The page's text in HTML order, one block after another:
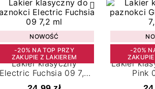
NOWOŚĆ
-20% NA TOP PRZY
ZAKUPIE Z LAKIEREM
Lakier klasyczny
Electric Fuchsia 09 7,2
-20%
Lakier
Pink